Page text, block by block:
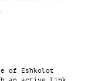
of Eshkolot